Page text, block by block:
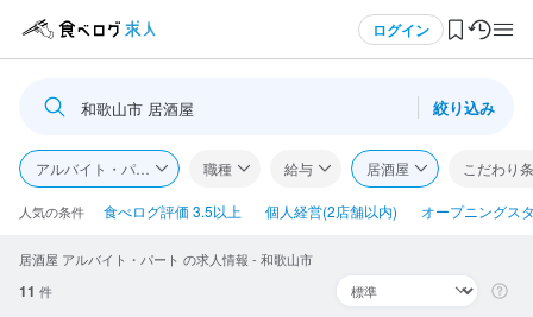
ログイン
ログイン・無料会員登録
食べログ求人TOP
求人検索
和歌山市 居酒屋 絞り込み
アルバイト・パート 職種 給与 居酒屋 こだわり
人気の条件 食べログ評価 3.5以上 個人経営(2店舗以内) オープニングス
居酒屋 アルバイト・パート の求人情報 - 和歌山市
11 件